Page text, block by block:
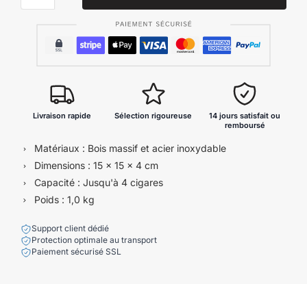
Livraison rapide Sélection rigoureuse
14 jours satisfait ou
remboursé
Matériaux : Bois massif et acier inoxydable
Dimensions : 15 x 15 x 4 cm
Capacité : Jusqu'à 4 cigares
Poids : 1,0 kg
Support client dédié
Protection optimale au transport
Paiement sécurisé SSL